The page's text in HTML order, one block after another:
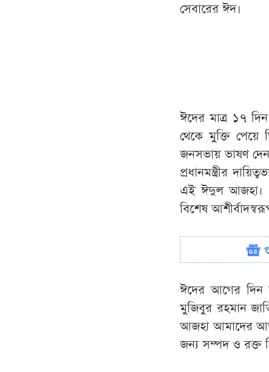
সেবারের ঈদ।
ঈদের মাত্র ১৭ দিন
থেকে মুক্তি পেয়ে
জনসভায় ভাষণ
প্রধানমন্ত্রীর
এই ঈদুল আজহা।
বিশেষ
ঈদের আগের দিন
মুজিবুর রহমান
আজহা আমাদের
জন্য সম্পদ ও রক্ত